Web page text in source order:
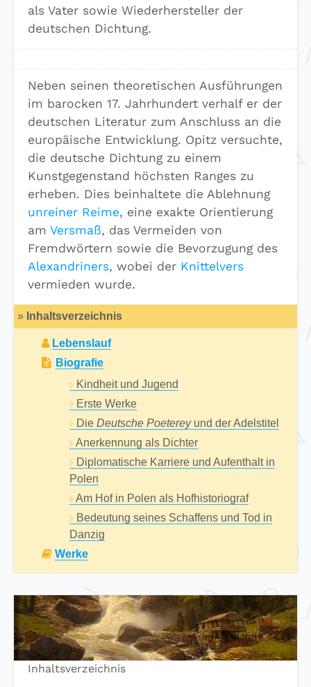
als Vater sowie Wiederhersteller der
deutschen Dichtung.
Neben seinen theoretischen Ausführungen
im barocken 17. Jahrhundert verhalf er der
deutschen Literatur zum Anschluss an die
europäische Entwicklung. Opitz versuchte,
die deutsche Dichtung zu einem
Kunstgegenstand höchsten Ranges zu
erheben. Dies beinhaltete die Ablehnung
unreiner Reime, eine exakte Orientierung
am Versmaß, das Vermeiden von
Fremdwörtern sowie die Bevorzugung des
Alexandriners, wobei der Knittelvers
vermieden wurde.
» Inhaltsverzeichnis
Lebenslauf
Biografie
Kindheit und Jugend
Erste Werke
Die Deutsche Poetereyund der Adelstitel
Anerkennung als Dichter
Diplomatische Karriere und Aufenthalt in
Polen
Am Hof in Polen als Hofhistoriograf
Bedeutung seines Schaffens und Tod in
Danzig
Werke
Inhaltsverzeichnis